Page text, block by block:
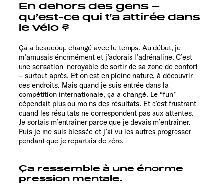
En dehors des gens –
qu’est-ce qui t’a attirée dans
le vélo ?
Ça a beaucoup changé avec le temps. Au début, je
m’amusais énormément et j’adorais l’adrénaline. C’est
une sensation incroyable de sortir de sa zone de confort
– surtout après. Et on est en pleine nature, à découvrir
des endroits. Mais quand je suis entrée dans la
compétition internationale, ça a changé. Le “fun”
dépendait plus ou moins des résultats. Et c’est frustrant
quand les résultats ne correspondent pas aux attentes.
Je sortais m’entraîner parce que je devais m’entraîner.
Puis je me suis blessée et j’ai vu les autres progresser
pendant que je repartais de zéro.
Ça ressemble à une énorme
pression mentale.